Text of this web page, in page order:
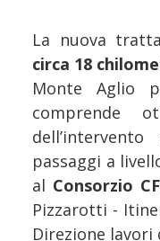
La nuova
circa 18
Monte Aglio
comprende
passaggi a
al Consorzio
Pizzarotti -
Direzione lavori